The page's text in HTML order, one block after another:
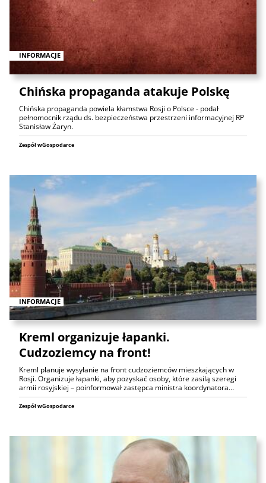
INFORMACJE
Chińska propaganda atakuje Polskę
Chińska propaganda powiela kłamstwa Rosji o Polsce - podał
pełnomocnik rządu ds. bezpieczeństwa przestrzeni informacyjnej RP
Stanisław Żaryn.
Zespół wGospodarce
INFORMACJE
Kreml organizuje łapanki.
Cudzoziemcy na front!
Kreml planuje wysyłanie na front cudzoziemców mieszkających w
Rosji. Organizuje łapanki, aby pozyskać osoby, które zasilą szeregi
armii rosyjskiej – poinformował zastępca ministra koordynatora…
Zespół wGospodarce